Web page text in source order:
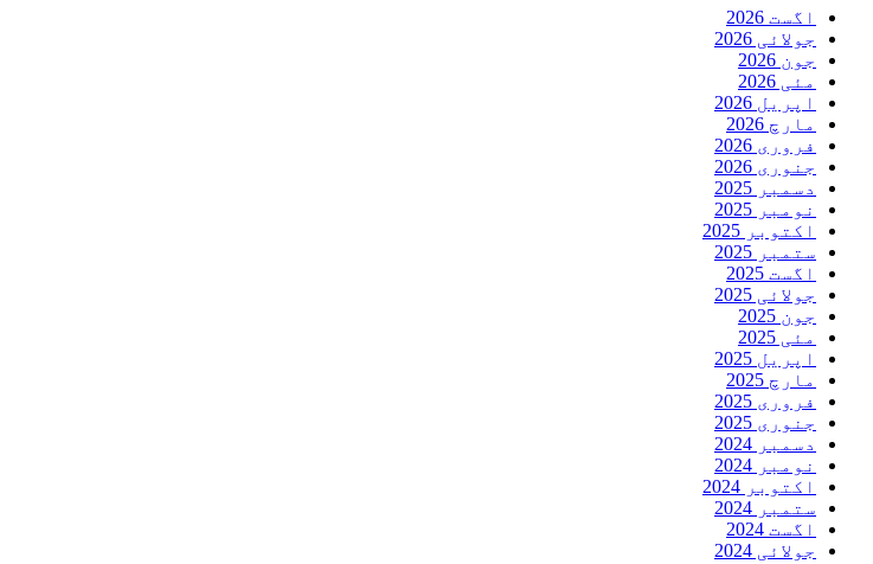
اگست 2026
جولائی 2026
جون 2026
مئی 2026
اپریل 2026
مارچ 2026
فروری 2026
جنوری 2026
دسمبر 2025
نومبر 2025
اکتوبر 2025
ستمبر 2025
اگست 2025
جولائی 2025
جون 2025
مئی 2025
اپریل 2025
مارچ 2025
فروری 2025
جنوری 2025
دسمبر 2024
نومبر 2024
اکتوبر 2024
ستمبر 2024
اگست 2024
جولائی 2024